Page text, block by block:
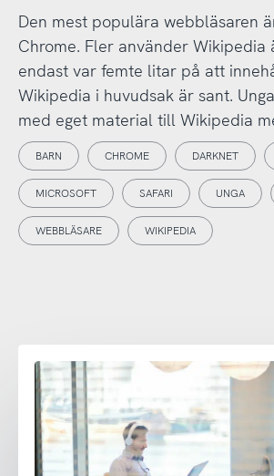
Den mest populära webbläsaren
Chrome. Fler använder Wikipedia
endast var femte litar på att
Wikipedia i huvudsak är sant.
med eget material till Wikipedia
BARN CHROME DARKNET
MICROSOFT SAFARI UNGA
WEBBLÄSARE WIKIPEDIA